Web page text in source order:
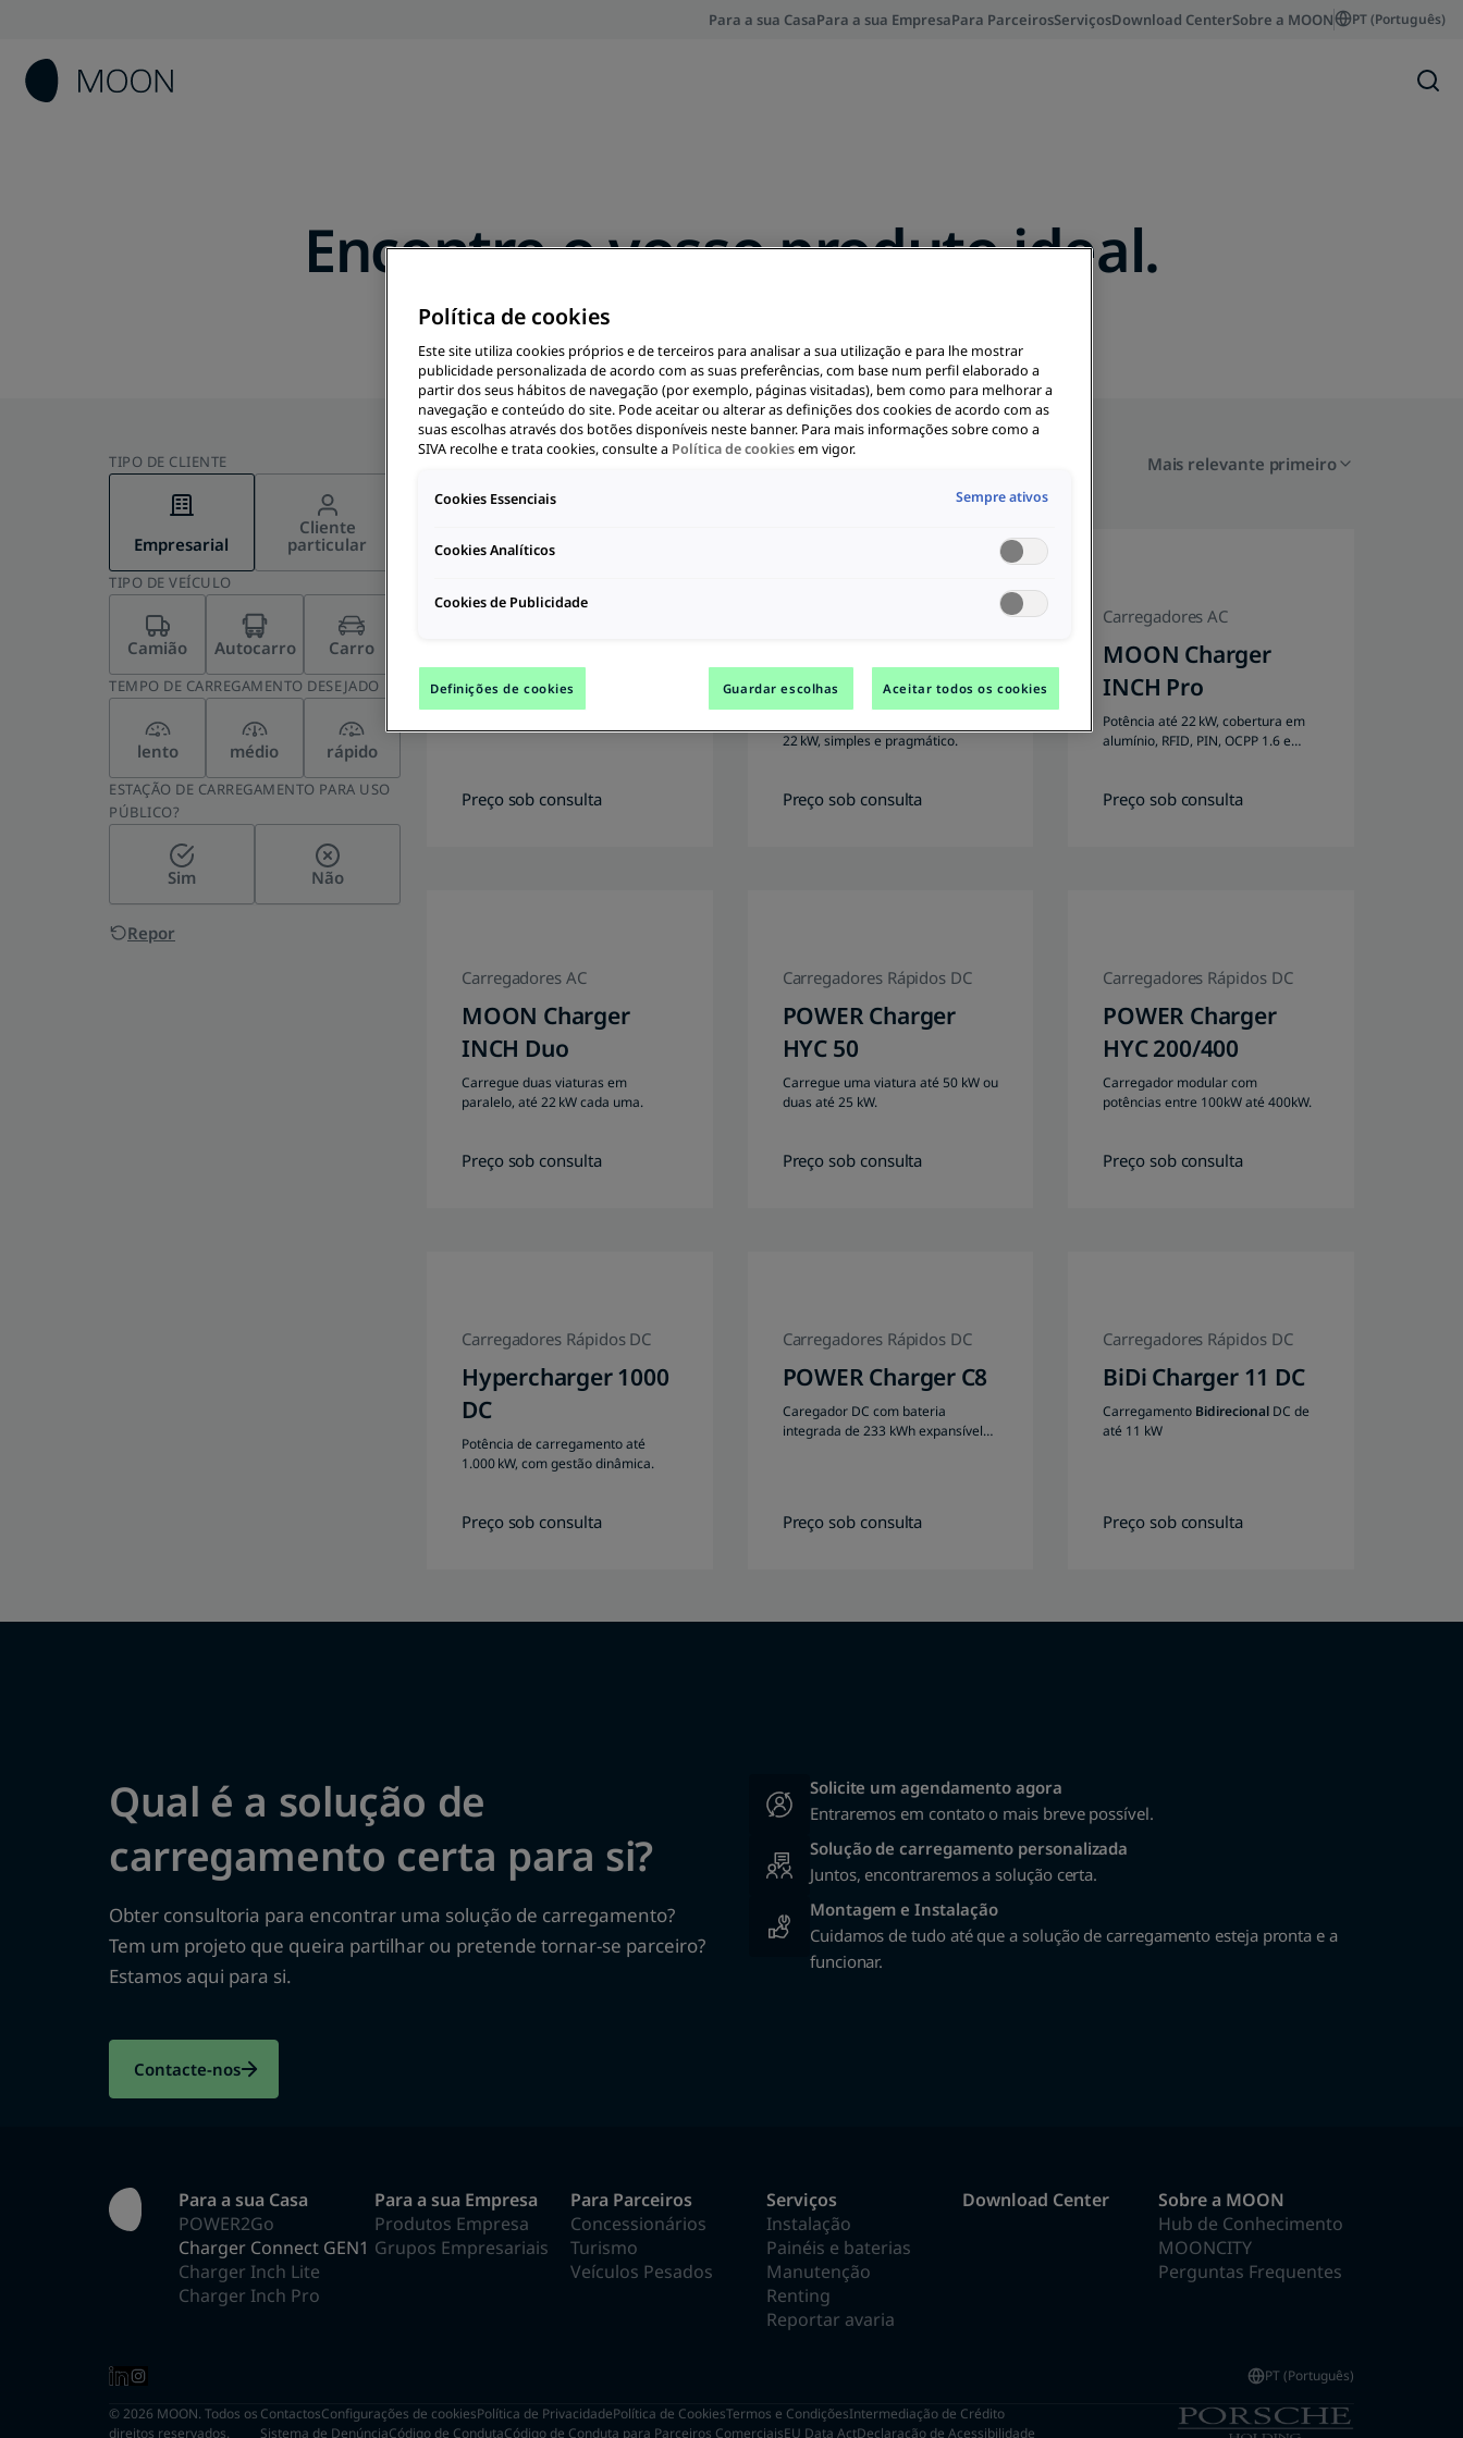
Para a sua CasaPara a sua EmpresaPara ParceirosServiçosDownload CenterSobre a MOON PT (Português)
Encontre o vosso produto ideal.
TIPO DE CLIENTE
Empresarial
Cliente
particular
TIPO DE VEÍCULO
Camião Autocarro Carro
TEMPO DE CARREGAMENTO DESEJADO
lento médio rápido
ESTAÇÃO DE CARREGAMENTO PARA USO
PÚBLICO?
Sim Não
Repor
Mais relevante primeiro
Carregamento móvel com potência
de até 22 kW.
Preço sob consulta
INCH Lite
22 kW, simples e pragmático.
Preço sob consulta
Carregadores AC
MOON Charger
INCH Pro
Potência até 22 kW, cobertura em
alumínio, RFID, PIN, OCPP 1.6 e
Preço sob consulta
Carregadores AC
MOON Charger
INCH Duo
Carregue duas viaturas em
paralelo, até 22 kW cada uma.
Preço sob consulta
Carregadores Rápidos DC
POWER Charger
HYC 50
Carregue uma viatura até 50 kW ou
duas até 25 kW.
Preço sob consulta
Carregadores Rápidos DC
POWER Charger
HYC 200/400
Carregador modular com
potências entre 100kW até 400kW.
Preço sob consulta
Carregadores Rápidos DC
Hypercharger 1000
DC
Potência de carregamento até
1.000 kW, com gestão dinâmica.
Preço sob consulta
Carregadores Rápidos DC
POWER Charger C8
Caregador DC com bateria
integrada de 233 kWh expansível
Preço sob consulta
Carregadores Rápidos DC
BiDi Charger 11 DC
Carregamento Bidirecional DC de
até 11 kW
Preço sob consulta
Qual é a solução de
carregamento certa para si?
Obter consultoria para encontrar uma solução de carregamento?
Tem um projeto que queira partilhar ou pretende tornar-se parceiro?
Estamos aqui para si.
Contacte-nos
Entraremos em contato o mais breve possível.
Solução de carregamento personalizada
Juntos, encontraremos a solução certa.
Montagem e Instalação
Cuidamos de tudo até que a solução de carregamento esteja pronta e a
funcionar.
Para a sua Casa
POWER2Go
Charger Connect GEN1
Charger Inch Lite
Charger Inch Pro
Para a sua Empresa
Produtos Empresa
Grupos Empresariais
Para Parceiros
Concessionários
Turismo
Veículos Pesados
Serviços
Instalação
Painéis e baterias
Manutenção
Renting
Reportar avaria
Download Center
Sobre a MOON
Hub de Conhecimento
MOONCITY
Perguntas Frequentes
PT (Português)
© 2026 MOON. Todos os
direitos reservados.
ContactosConfigurações de cookiesPolítica de PrivacidadePolítica de CookiesTermos e CondiçõesIntermediação de Crédito
Sistema de DenúnciaCódigo de CondutaCódigo de Conduta para Parceiros ComerciaisEU Data ActDeclaração de Acessibilidade
Política de cookies
Este site utiliza cookies próprios e de terceiros para analisar a sua utilização e para lhe mostrar
publicidade personalizada de acordo com as suas preferências, com base num perfil elaborado a
partir dos seus hábitos de navegação (por exemplo, páginas visitadas), bem como para melhorar a
navegação e conteúdo do site. Pode aceitar ou alterar as definições dos cookies de acordo com as
suas escolhas através dos botões disponíveis neste banner. Para mais informações sobre como a
SIVA recolhe e trata cookies, consulte a Política de cookiesem vigor.
Cookies Essenciais Sempre ativos
Cookies Analíticos
Cookies de Publicidade
Definições de cookies Guardar escolhas Aceitar todos os cookies